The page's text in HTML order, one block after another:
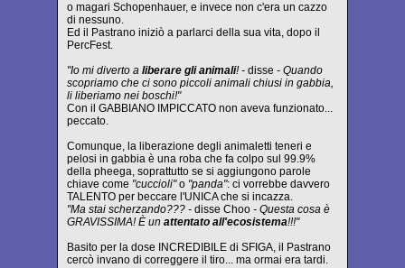
o magari Schopenhauer, e invece non c'era un cazzo
di nessuno.
Ed il Pastrano iniziò a parlarci della sua vita, dopo il
PercFest.
"Io mi diverto a liberare gli animali! - disse - Quando
scopriamo che ci sono piccoli animali chiusi in gabbia,
li liberiamo nei boschi!"
Con il GABBIANO IMPICCATO non aveva funzionato...
peccato.
Comunque, la liberazione degli animaletti teneri e
pelosi in gabbia è una roba che fa colpo sul 99.9%
della pheega, soprattutto se si aggiungono parole
chiave come "cuccioli"o "panda": ci vorrebbe davvero
TALENTO per beccare l'UNICA che si incazza.
"Ma stai scherzando??? - disse Choo - Questa cosa è
GRAVISSIMA! È un attentato all'ecosistema!!!"
Basito per la dose INCREDIBILE di SFIGA, il Pastrano
cercò invano di correggere il tiro... ma ormai era tardi.